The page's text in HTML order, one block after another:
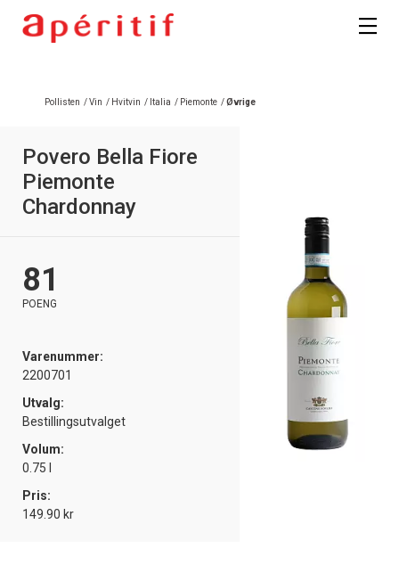
Pollisten /Vin / Hvitvin / Italia / Piemonte /Øvrige
Povero Bella Fiore
Piemonte
Chardonnay
81
POENG
Varenummer:
2200701
Utvalg:
Bestillingsutvalget
Volum:
0.75 l
Pris:
149.90 kr